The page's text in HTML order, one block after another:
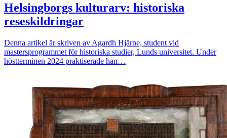
Helsingborgs kulturarv: historiska
reseskildringar
Denna artikel är skriven av Agardh Hjärne, student vid
mastersprogrammet för historiska studier, Lunds universitet. Under
höstterminen 2024 praktiserade han…